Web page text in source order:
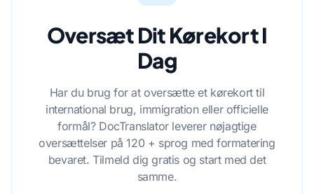
Oversæt Dit Kørekort I
Dag
Har du brug for at oversætte et kørekort til
international brug, immigration eller officielle
formål? DocTranslator leverer nøjagtige
oversættelser på 120 + sprog med formatering
bevaret. Tilmeld dig gratis og start med det
samme.